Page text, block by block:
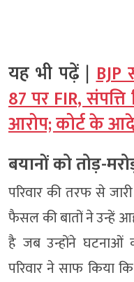
यह भी पढ़ें |
87 पर FIR,
आरोप; कोर्ट के
बयानों को तोड़-
परिवार की तरफ से
फैसल की बातों ने उन्हें
है जब उन्होंने घटनाओं
परिवार ने साफ किया